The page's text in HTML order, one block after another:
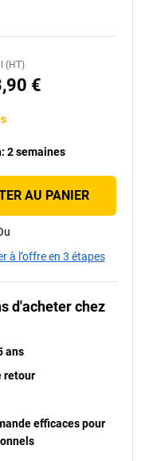
(HT)
€
: 2 semaines
AU PANIER
à l’offre en 3 étapes
d'acheter chez
ans
retour
efficaces pour